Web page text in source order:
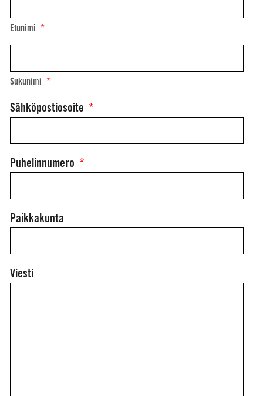
Etunimi
Sukunimi
Sähköpostiosoite *
Puhelinnumero *
Paikkakunta
Viesti